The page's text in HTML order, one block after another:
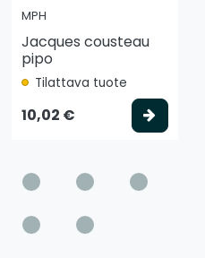
vaihtoehto
MPH
Jacques cousteau
pipo
Tilattava tuote
10,02 €